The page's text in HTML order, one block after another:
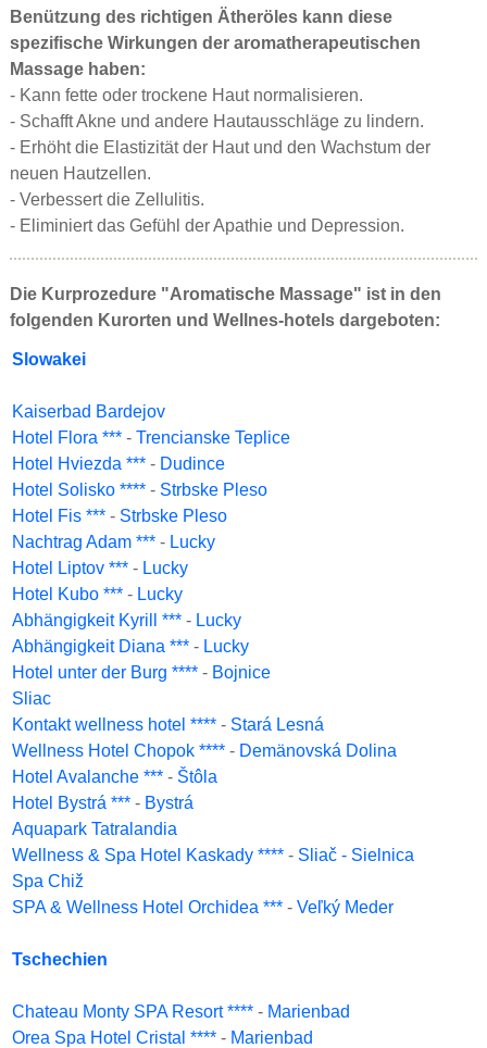
Benützung des richtigen Ätheröles kann diese
spezifische Wirkungen der aromatherapeutischen
Massage haben:
- Kann fette oder trockene Haut normalisieren.
- Schafft Akne und andere Hautausschläge zu lindern.
- Erhöht die Elastizität der Haut und den Wachstum der
neuen Hautzellen.
- Verbessert die Zellulitis.
- Eliminiert das Gefühl der Apathie und Depression.
Die Kurprozedure "Aromatische Massage" ist in den
folgenden Kurorten und Wellnes-hotels dargeboten:
Slowakei
Kaiserbad Bardejov
Hotel Flora *** - Trencianske Teplice
Hotel Hviezda *** - Dudince
Hotel Solisko **** - Strbske Pleso
Hotel Fis *** - Strbske Pleso
Nachtrag Adam *** - Lucky
Hotel Liptov *** - Lucky
Hotel Kubo *** - Lucky
Abhängigkeit Kyrill *** - Lucky
Abhängigkeit Diana *** - Lucky
Hotel unter der Burg **** - Bojnice
Sliac
Kontakt wellness hotel **** - Stará Lesná
Wellness Hotel Chopok **** - Demänovská Dolina
Hotel Avalanche *** - Štôla
Hotel Bystrá *** - Bystrá
Aquapark Tatralandia
Wellness & Spa Hotel Kaskady **** - Sliač - Sielnica
Spa Chiž
SPA & Wellness Hotel Orchidea *** - Veľký Meder
Tschechien
Chateau Monty SPA Resort **** - Marienbad
Orea Spa Hotel Cristal **** - Marienbad